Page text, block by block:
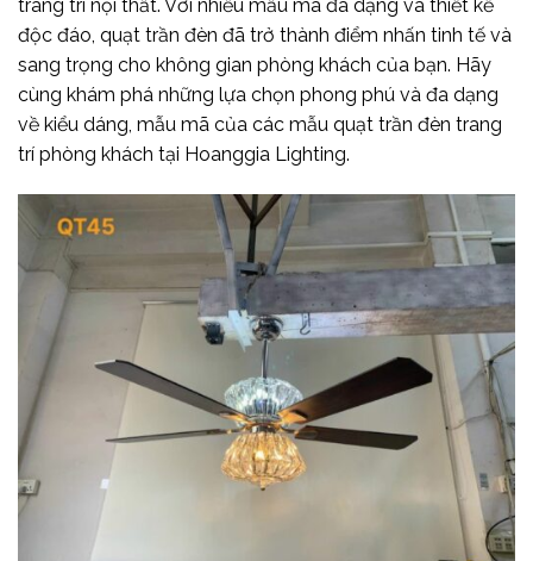
trang trí nội thất. Với nhiều mẫu mã đa dạng và thiết kế
độc đáo, quạt trần đèn đã trở thành điểm nhấn tinh tế và
sang trọng cho không gian phòng khách của bạn. Hãy
cùng khám phá những lựa chọn phong phú và đa dạng
về kiểu dáng, mẫu mã của các mẫu quạt trần đèn trang
trí phòng khách tại Hoanggia Lighting.